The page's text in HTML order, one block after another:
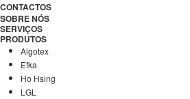
CONTACTOS
SOBRE NÓS
SERVIÇOS
PRODUTOS
Algotex
Efka
Ho Hsing
LGL